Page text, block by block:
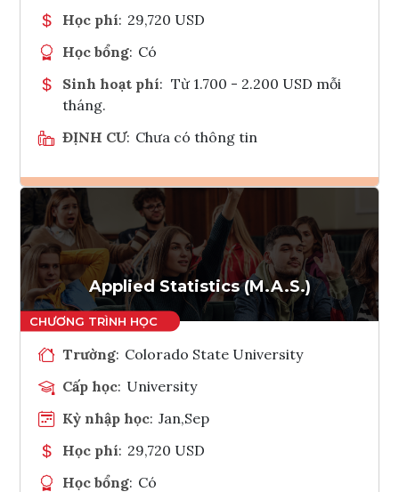
Học phí: 29,720 USD
Học bổng: Có
Sinh hoạt phí: Từ 1.700 - 2.200 USD mỗi
tháng.
ĐỊNH CƯ: Chưa có thông tin
Ghi danh
Tham vấn Interlink
Applied Statistics (M.A.S.)
Trường: Colorado State University
Cấp học: University
Kỳ nhập học: Jan,Sep
Học phí: 29,720 USD
Học bổng: Có